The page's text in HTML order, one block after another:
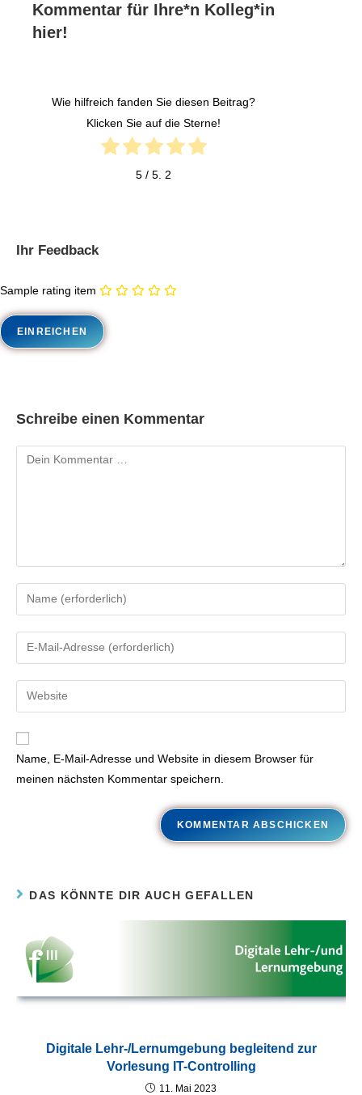
Kommentar für Ihre*n Kolleg*in
hier!
Wie hilfreich fanden Sie diesen Beitrag?
Klicken Sie auf die Sterne!
5 / 5. 2
Ihr Feedback
Sample rating item
Schreibe einen Kommentar
Name, E-Mail-Adresse und Website in diesem Browser für
meinen nächsten Kommentar speichern.
DAS KÖNNTE DIR AUCH GEFALLEN
Digitale Lehr-/Lernumgebung begleitend zur
Vorlesung IT-Controlling
11. Mai 2023